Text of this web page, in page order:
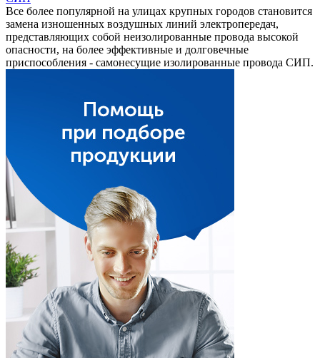
Все более популярной на улицах крупных городов становится
замена изношенных воздушных линий электропередач,
представляющих собой неизолированные провода высокой
опасности, на более эффективные и долговечные
приспособления - самонесущие изолированные провода СИП.